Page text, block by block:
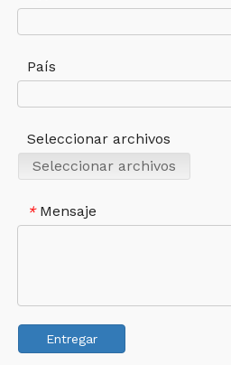
País
Seleccionar archivos
Seleccionar archivos
* Mensaje
Entregar